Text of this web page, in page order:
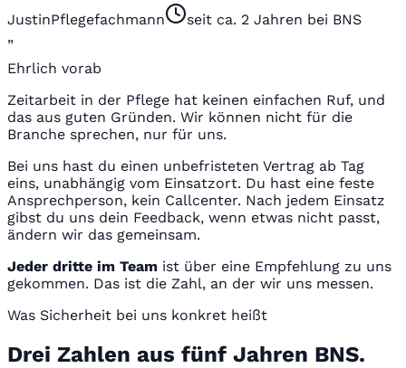
JustinPflegefachmann
seit ca. 2 Jahren bei BNS
„
Ehrlich vorab
Zeitarbeit in der Pflege hat keinen einfachen Ruf, und
das aus guten Gründen. Wir können nicht für die
Branche sprechen, nur für uns.
Bei uns hast du einen unbefristeten Vertrag ab Tag
eins, unabhängig vom Einsatzort. Du hast eine feste
Ansprechperson, kein Callcenter. Nach jedem Einsatz
gibst du uns dein Feedback, wenn etwas nicht passt,
ändern wir das gemeinsam.
Jeder dritte im Team ist über eine Empfehlung zu uns
gekommen. Das ist die Zahl, an der wir uns messen.
Was Sicherheit bei uns konkret heißt
Drei Zahlen aus fünf Jahren BNS.